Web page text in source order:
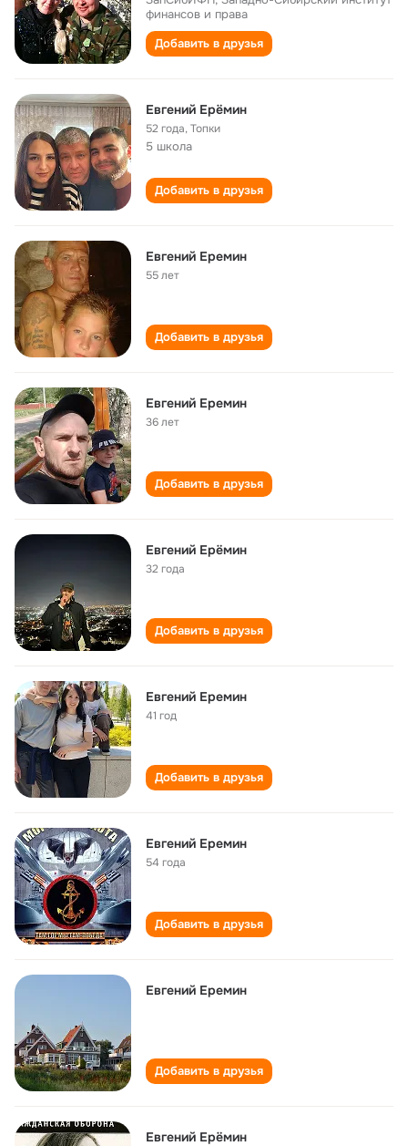
финансов и права
Добавить в друзья
Евгений Ерёмин
52 года,Топки
5 школа
Добавить в друзья
Евгений Еремин
55 лет
Добавить в друзья
Евгений Еремин
36 лет
Добавить в друзья
Евгений Ерёмин
32 года
Добавить в друзья
Евгений Еремин
41 год
Добавить в друзья
Евгений Еремин
54 года
Добавить в друзья
Евгений Еремин
Добавить в друзья
Евгений Ерёмин